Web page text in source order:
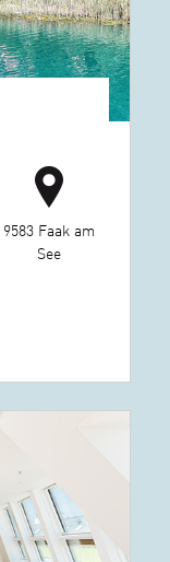
9583 Faak am
See